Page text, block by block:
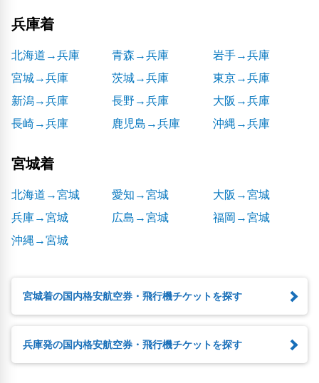
兵庫着
北海道→兵庫 青森→兵庫
岩手→兵庫
宮城→兵庫
茨城→兵庫
東京→兵庫
新潟→兵庫
長野→兵庫
大阪→兵庫
長崎→兵庫
鹿児島→兵庫 沖縄→兵庫
宮城着
北海道→宮城 愛知→宮城
大阪→宮城
兵庫→宮城
広島→宮城
福岡→宮城
沖縄→宮城
宮城着の国内格安航空券・飛行機チケットを探す
兵庫発の国内格安航空券・飛行機チケットを探す